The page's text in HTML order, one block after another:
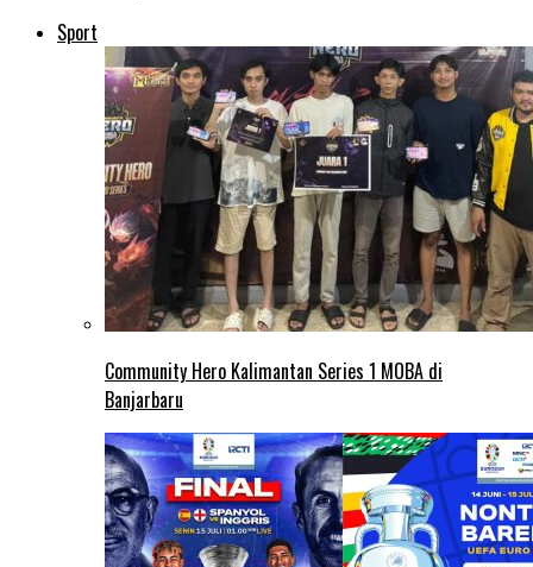
Sport
Community Hero Kalimantan Series 1 MOBA di
Banjarbaru